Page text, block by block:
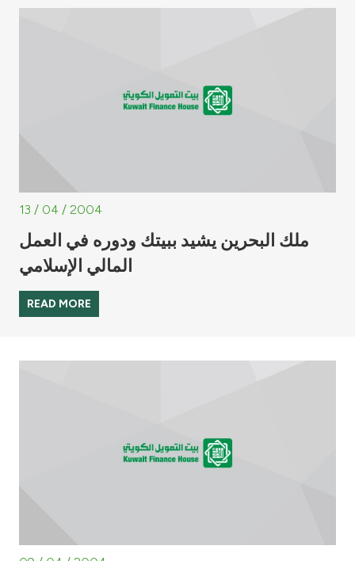
13 / 04 / 2004
ملك البحرين يشيد ببيتك ودوره في العمل
المالي الإسلامي
READ MORE